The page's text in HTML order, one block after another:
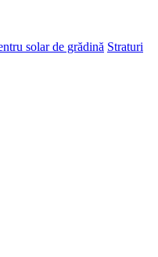
solar de grădină Straturi